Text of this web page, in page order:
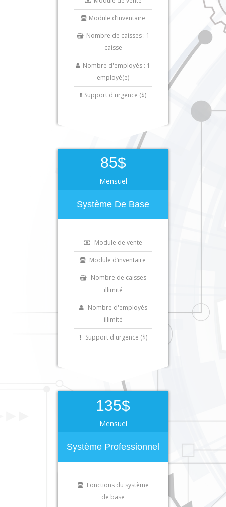
Module d’inventaire
Nombre de caisses : 1
caisse
Nombre d'employés : 1
employé(e)
Support d'urgence ($)
85$
Mensuel
Système De Base
Module de vente
Module d’inventaire
Nombre de caisses
illimité
Nombre d'employés
illimité
Support d'urgence ($)
135$
Mensuel
Système Professionnel
Fonctions du système
de base